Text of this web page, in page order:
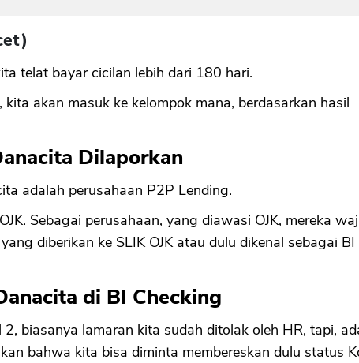
telat bayar cicilan lebih dari 180 hari.
akan masuk ke kelompok mana, berdasarkan hasil
Dilaporkan
adalah perusahaan P2P Lending.
Sebagai perusahaan, yang diawasi OJK, mereka
diberikan ke SLIK OJK atau dulu dikenal sebagai BI
di BI Checking
biasanya lamaran kita sudah ditolak oleh HR, tapi,
bahwa kita bisa diminta membereskan dulu status